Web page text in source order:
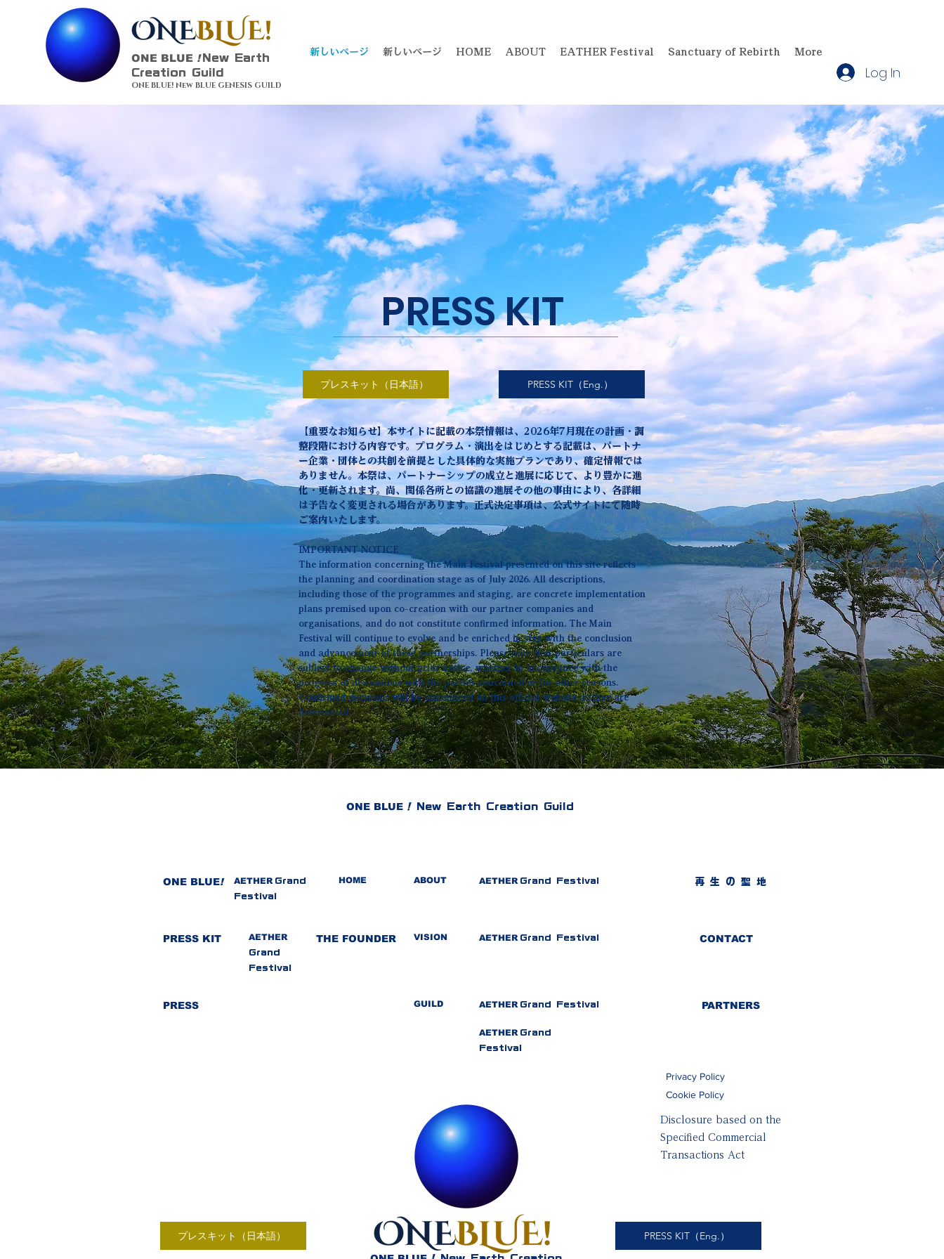
ONE BLUE ! New Earth
Creation Guild
ONE BLUE! New BLUE GENESIS GUILD
新しいページ 新しいページ HOME ABOUT EATHER Festival Sanctuary of Rebirth More
Log In
PRESS KIT
プレスキット（日本語） PRESS KIT（Eng.）
【重要なお知らせ】本サイトに記載の本祭情報は、2026年7月現在の計画・調
整段階における内容です。プログラム・演出をはじめとする記載は、パートナ
ー企業・団体との共創を前提とした具体的な実施プランであり、確定情報では
ありません。本祭は、パートナーシップの成立と進展に応じて、より豊かに進
化・更新されます。尚、関係各所との協議の進展その他の事由により、各詳細
は予告なく変更される場合があります。正式決定事項は、公式サイトにて随時
ご案内いたします。
IMPORTANT NOTICE
The information concerning the Main Festival presented on this site reflects
the planning and coordination stage as of July 2026. All descriptions,
including those of the programmes and staging, are concrete implementation
plans premised upon co-creation with our partner companies and
organisations, and do not constitute confirmed information. The Main
Festival will continue to evolve and be enriched in step with the conclusion
and advancement of these partnerships. Please note that particulars are
subject to change without prior notice, whether in accordance with the
progress of discussions with the parties concerned or for other reasons.
Confirmed decisions will be announced on this official website as they are
determined.
ONE BLUE ! New Earth Creation Guild
ONE BLUE!​ AETHER Grand
Festival
HOME ABOUT AETHER Grand Festival
​PRESS KIT AETHER
Grand
Festival
​THE FOUNDER VISION AETHER Grand Festival
​PRESS GUILD AETHER Grand Festival
​再 生 の 聖 地
CONTACT​
​PARTNERS
AETHER Grand
Festival
Privacy Policy
Cookie Policy
Disclosure based on the
Specified Commercial
Transactions Act
プレスキット（日本語） PRESS KIT（Eng.）